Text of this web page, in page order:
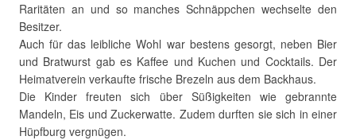
Raritäten an und so manches Schnäppchen wechselte den
Besitzer.
Auch für das leibliche Wohl war bestens gesorgt, neben Bier
und Bratwurst gab es Kaffee und Kuchen und Cocktails. Der
Heimatverein verkaufte frische Brezeln aus dem Backhaus.
Die Kinder freuten sich über Süßigkeiten wie gebrannte
Mandeln, Eis und Zuckerwatte. Zudem durften sie sich in einer
Hüpfburg vergnügen.